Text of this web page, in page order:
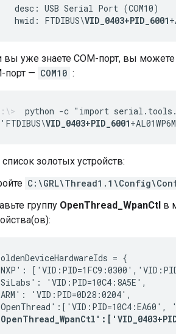
desc: USB Serial Port (COM10)
hwid: FTDIBUS\
VID_0403+PID_6001
вы уже знаете COM-порт, вы
порт — COM10 :
python -c "import
VID_0403+PID_6001
золотых устройств:
группу OpenThread_WpanCtl в
= {
'VID:PID=10C4:8A5E',
'VID:PID=0D28:0204',